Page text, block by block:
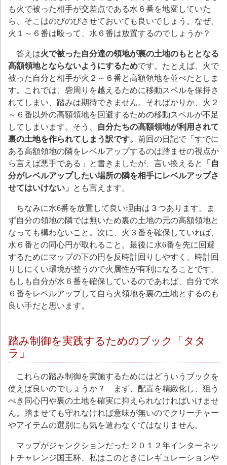
も火で被った相手が交差点である水６番を地変していた
ら、そこはのびのびさせておいても良いでしょう。なぜ、
火１～６番は殴って、水６番は放置するのでしょうか？
答えは火で被った自分達の領地が裏の土地のもととなる
高額領地とならないようにするためです。たとえば、火で
被った自分と相手が火２～６番と高額領地を並べたとしま
す。これでは、砦周りを越えるために移動スペルを保持さ
れてしまい、踏みは期待できません。そればかりか、火２
～６番以外の高額領地を回避するための移動スペルが不足
してしまいます。そう、
自分たちの高額領地が利用されて
裏の土地を作られてしまう訳です。 前回の日記で「すでに
ある高額領地の隣をレベルアップするのは踏ませの視点か
ら言えば悪手である」と書きましたが、言い換えると
「自
分がレベルアップしたい場所の隣を相手にレベルアップさ
せてはいけない」
とも言えます。
ちなみに水6番を放置して良い理由は３つあります。ま
ず自分の領地の隣では無いため裏の土地の元の高額領地と
なっても構わないこと。次に、火３番を確保していれば、
水６番との同心円が取れること。最後に水6番を先に回避
するためにマップの下の円を反時計回りしやすく、時計回
りしにくい環境が整うので火属性が有利になることです。
もしも自分が水６番を確保しているのであれば、自分で水
６番をレベルアップして自ら火領地を裏の土地とするのも
良い手だと思います。
踏み制御を実践するためのブック「タタ
ラ」
これらの踏み制御を実施するためにはどういうブックを
使えば良いのでしょうか？ まず、配置を精緻化し、狙う
べき同心円や裏の土地を確実に抑えられなければいけませ
ん。踏ませても守れなければ意味が無いのでクリーチャー
やアイテムの選別にも気を遣わなくてはなりません。
マップがジャンクションだった２０１２年インターネッ
トチャレンジ国王杯、私はこのときにレギュレーションや